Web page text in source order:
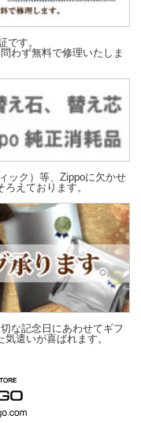
です。
わず無料で修理いたしま
ック）等、Zippoに欠かせ
えております。
な記念日にあわせてギフ
遣いが喜ばれます。